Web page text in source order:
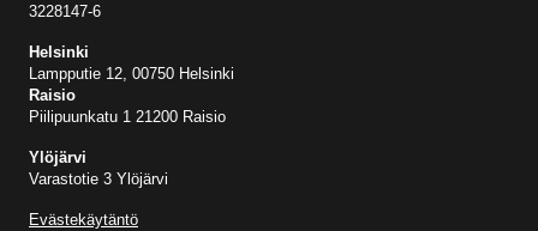
3228147-6
Helsinki
Lampputie 12, 00750 Helsinki
Raisio
Piilipuunkatu 1 21200 Raisio
Ylöjärvi
Varastotie 3 Ylöjärvi
Evästekäytäntö